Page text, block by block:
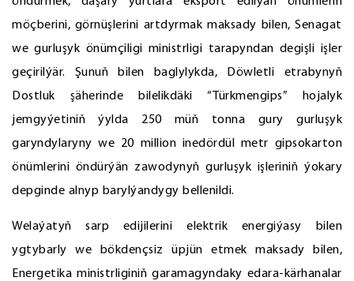
möçberini, görnüşlerini artdyrmak maksady bilen, Senagat
we gurluşyk önümçiligi ministrligi tarapyndan degişli işler
geçirilýär. Şunuň bilen baglylykda, Döwletli etrabynyň
Dostluk şäherinde bilelikdäki “Türkmengips” hojalyk
jemgyýetiniň ýylda 250 müň tonna gury gurluşyk
garyndylaryny we 20 million inedördül metr gipsokarton
önümlerini öndürýän zawodynyň gurluşyk işleriniň ýokary
depginde alnyp barylýandygy bellenildi.
Welaýatyň sarp edijilerini elektrik energiýasy bilen
ygtybarly we bökdençsiz üpjün etmek maksady bilen,
Energetika ministrliginiň garamagyndaky edara-kärhanalar